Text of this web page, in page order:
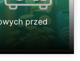
przed